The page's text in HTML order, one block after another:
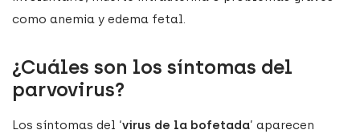
como anemia y edema fetal.
¿Cuáles son los síntomas del
parvovirus?
Los síntomas del ‘virus de la bofetada’ aparecen